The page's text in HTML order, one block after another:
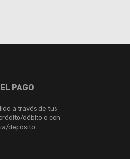
PAGO
a través de tus
débito o con
depósito.